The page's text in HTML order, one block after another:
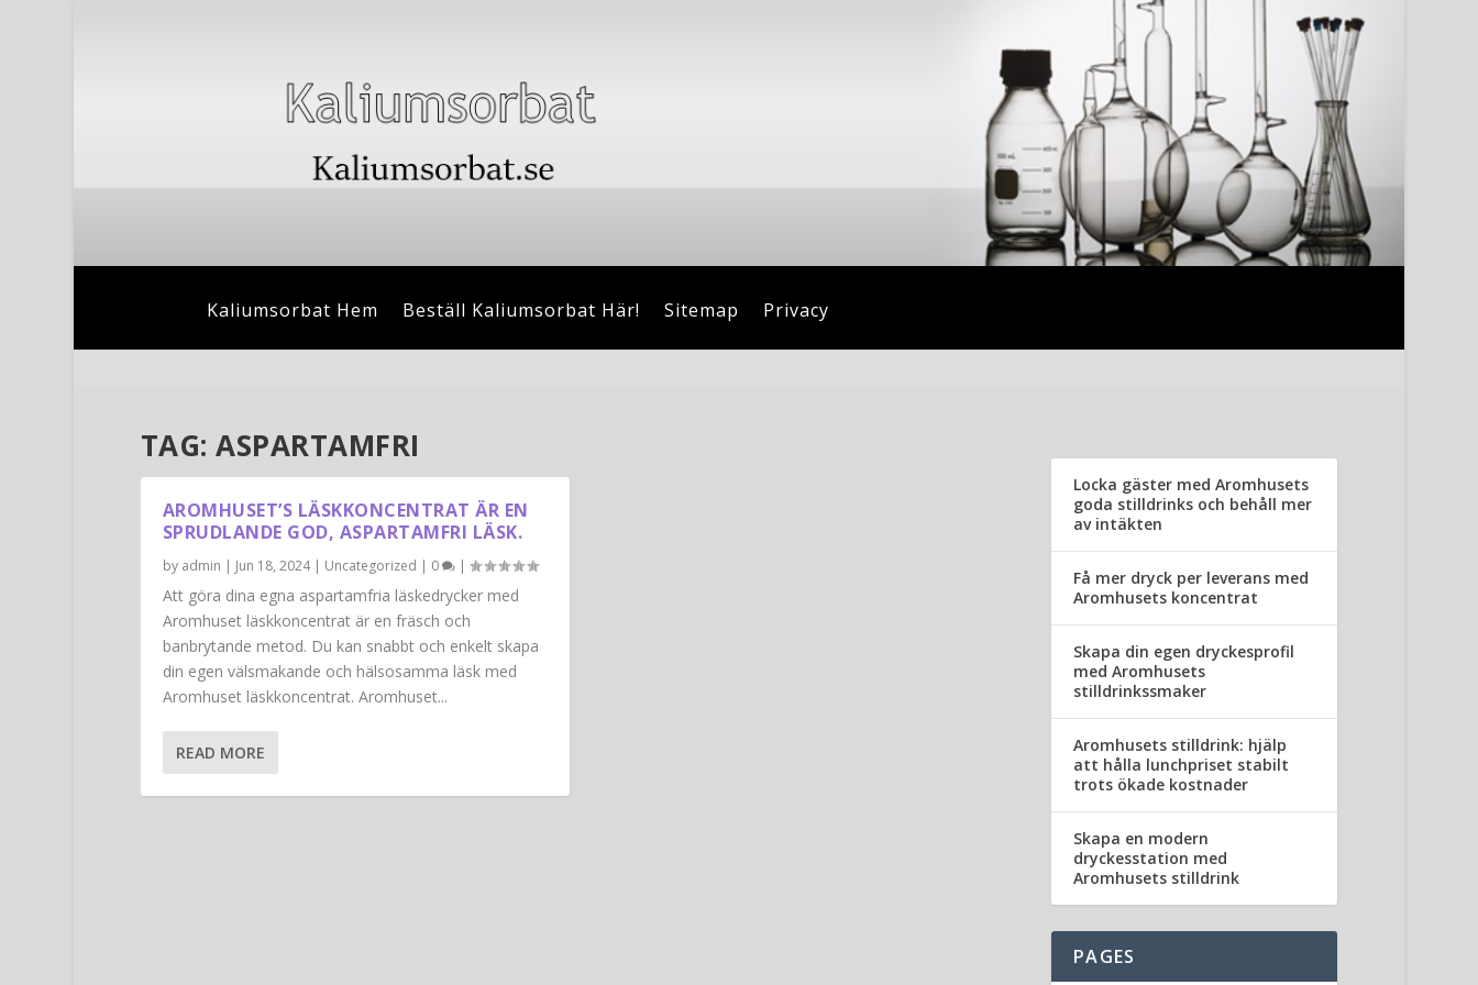
Kaliumsorbat Hem Beställ Kaliumsorbat Här! Sitemap Privacy
TAG:ASPARTAMFRI
AROMHUSET’S LÄSKKONCENTRAT ÄR EN
SPRUDLANDE GOD, ASPARTAMFRI LÄSK.
by admin | Jun 18, 2024| Uncategorized | 0 |
Att göra dina egna aspartamfria läskedrycker med
Aromhuset läskkoncentrat är en fräsch och
banbrytande metod. Du kan snabbt och enkelt skapa
din egen välsmakande och hälsosamma läsk med
Aromhuset läskkoncentrat. Aromhuset...
READ MORE
Locka gäster med Aromhusets
goda stilldrinks och behåll mer
av intäkten
Få mer dryck per leverans med
Aromhusets koncentrat
Skapa din egen dryckesprofil
med Aromhusets
stilldrinkssmaker
Aromhusets stilldrink: hjälp
att hålla lunchpriset stabilt
trots ökade kostnader
Skapa en modern
dryckesstation med
Aromhusets stilldrink
PAGES